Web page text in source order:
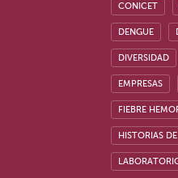
CONICET
DENGUE
DIVERSIDAD
EMPRESAS
FIEBRE
HISTORIAS